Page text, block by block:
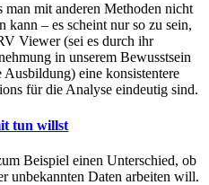
man mit anderen Methoden nicht
kann – es scheint nur so zu sein,
Viewer (sei es durch ihr
in unserem Bewusstsein
eine konsistentere
für die Analyse eindeutig sind.
tun willst
Beispiel einen Unterschied, ob
unbekannten Daten arbeiten will.